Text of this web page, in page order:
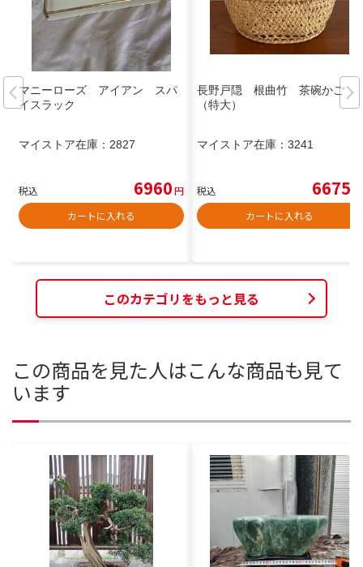
マニーローズ アイアン スパ
イスラック
マイストア在庫： 2827
税込 6960円
カートに入れる
長野戸隠 根曲竹 茶碗かご
（特大）
マイストア在庫： 3241
税込 6675
カートに入れる
このカテゴリをもっと見る
この商品を見た人はこんな商品も見て
います